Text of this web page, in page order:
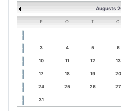
Augusts
P O T C
3 4 5 6
10 11 12 13
17 18 19 20
24 25 26 27
31